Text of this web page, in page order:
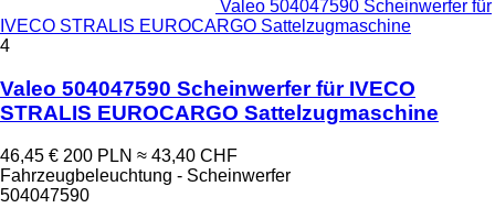
Valeo 504047590 Scheinwerfer für
IVECO STRALIS EUROCARGO Sattelzugmaschine
4
Valeo 504047590 Scheinwerfer für IVECO
STRALIS EUROCARGO Sattelzugmaschine
46,45 € 200 PLN ≈ 43,40 CHF
Fahrzeugbeleuchtung - Scheinwerfer
504047590